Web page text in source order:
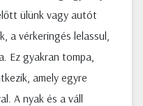
ülünk vagy autót
a vérkeringés lelassul,
Ez gyakran tompa,
amely egyre
A nyak és a váll